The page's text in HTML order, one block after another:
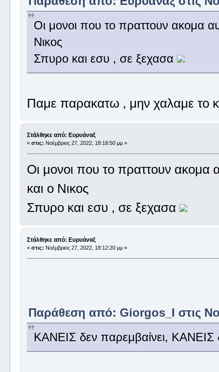
Οι μονοι που το πραττουν ακομα
Νικος
Σπυρο και εσυ , σε ξεχασα
Παμε παρακατω , μην χαλαμε το
Στάλθηκε από: Ευρυάναξ
« στις: Νοέμβριος 27, 2022, 18:18:50 μμ »
Οι μονοι που το πραττουν ακομα
και ο Νικος
Σπυρο και εσυ , σε ξεχασα
Στάλθηκε από: Ευρυάναξ
« στις: Νοέμβριος 27, 2022, 18:12:20 μμ »
Παράθεση από: Giorgos_I στις
ΚΑΝΕΙΣ δεν παρεμβαίνει, ΚΑΝΕΙΣ